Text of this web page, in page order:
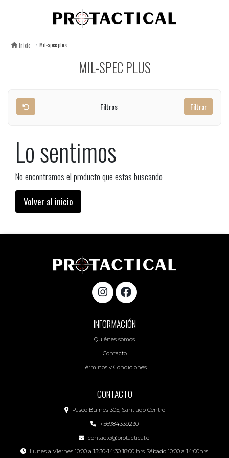
Inicio Mil-spec plus
MIL-SPEC PLUS
Filtros Filtrar
Lo sentimos
No encontramos el producto que estas buscando
Volver al inicio
INFORMACIÓN
Quiénes somos
Contacto
Términos y Condiciones
CONTACTO
Paseo Bulnes 305, Santiago Centro
+56984339230
contacto@protactical.cl
Lunes a Viernes 10:00 a 13:30-14:30 18:00 hrs Sábado 10:00 a 14:00hrs.